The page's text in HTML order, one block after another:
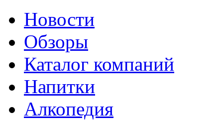
Новости
Обзоры
Каталог компаний
Напитки
Алкопедия